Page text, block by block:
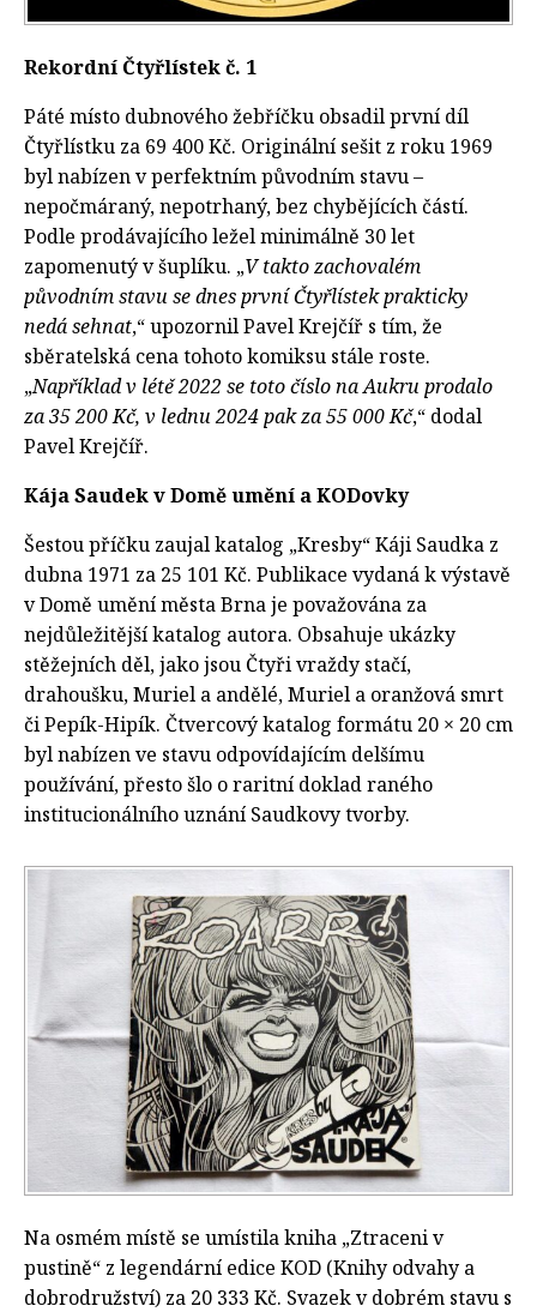
Rekordní Čtyřlístek č. 1
Páté místo dubnového žebříčku obsadil první díl
Čtyřlístku za 69 400 Kč. Originální sešit z roku 1969
byl nabízen v perfektním původním stavu –
nepočmáraný, nepotrhaný, bez chybějících částí.
Podle prodávajícího ležel minimálně 30 let
zapomenutý v šuplíku. „V takto zachovalém
původním stavu se dnes první Čtyřlístek prakticky
nedá sehnat,“ upozornil Pavel Krejčíř s tím, že
sběratelská cena tohoto komiksu stále roste.
„Například v létě 2022 se toto číslo na Aukru prodalo
za 35 200 Kč, v lednu 2024 pak za 55 000 Kč,“ dodal
Pavel Krejčíř.
Kája Saudek v Domě umění a KODovky
Šestou příčku zaujal katalog „Kresby“ Káji Saudka z
dubna 1971 za 25 101 Kč. Publikace vydaná k výstavě
v Domě umění města Brna je považována za
nejdůležitější katalog autora. Obsahuje ukázky
stěžejních děl, jako jsou Čtyři vraždy stačí,
drahoušku, Muriel a andělé, Muriel a oranžová smrt
či Pepík-Hipík. Čtvercový katalog formátu 20 × 20 cm
byl nabízen ve stavu odpovídajícím delšímu
používání, přesto šlo o raritní doklad raného
institucionálního uznání Saudkovy tvorby.
Na osmém místě se umístila kniha „Ztraceni v
pustině“ z legendární edice KOD (Knihy odvahy a
dobrodružství) za 20 333 Kč. Svazek v dobrém stavu s